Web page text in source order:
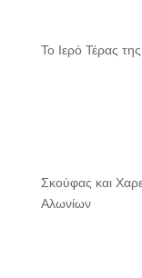
Το Ιερό Τέρας
Σκούφας και
Αλωνίων